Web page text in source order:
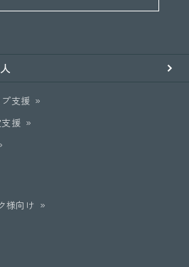
支援
援
様向け